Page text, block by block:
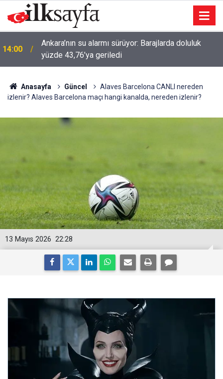
14:00
Ankara’nın su alarmı sürüyor: Barajlarda doluluk
yüzde 43,76’ya geriledi
Anasayfa Güncel
Alaves Barcelona CANLI nereden
izlenir? Alaves Barcelona maçı hangi kanalda, nereden izlenir?
22:28
13 Mayıs 2026